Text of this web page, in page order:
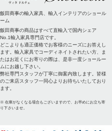
飯田商事の輸入家具、輸入インテリアのショール
ーム
飯田商事の商品はすべて直輸入で国内シェア
No.1輸入家具専門店です。
どこよりも適正価格でお客様のニーズにお答えし
ます。輸入家具でコーディネイトされたい方、ま
たはお近くにお寄りの際は、是非一度ショールー
ムにお越し下さい。
弊社専門スタッフが丁寧に御案内致します。皆様
のご来店スタッフ一同心よりお待ちいたしており
ます。
※ 在庫がなくなる場合もございますので、お早めにお立ち寄
り下さいませ。